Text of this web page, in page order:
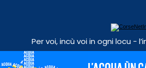
Per voi, incù voi in ogni locu -